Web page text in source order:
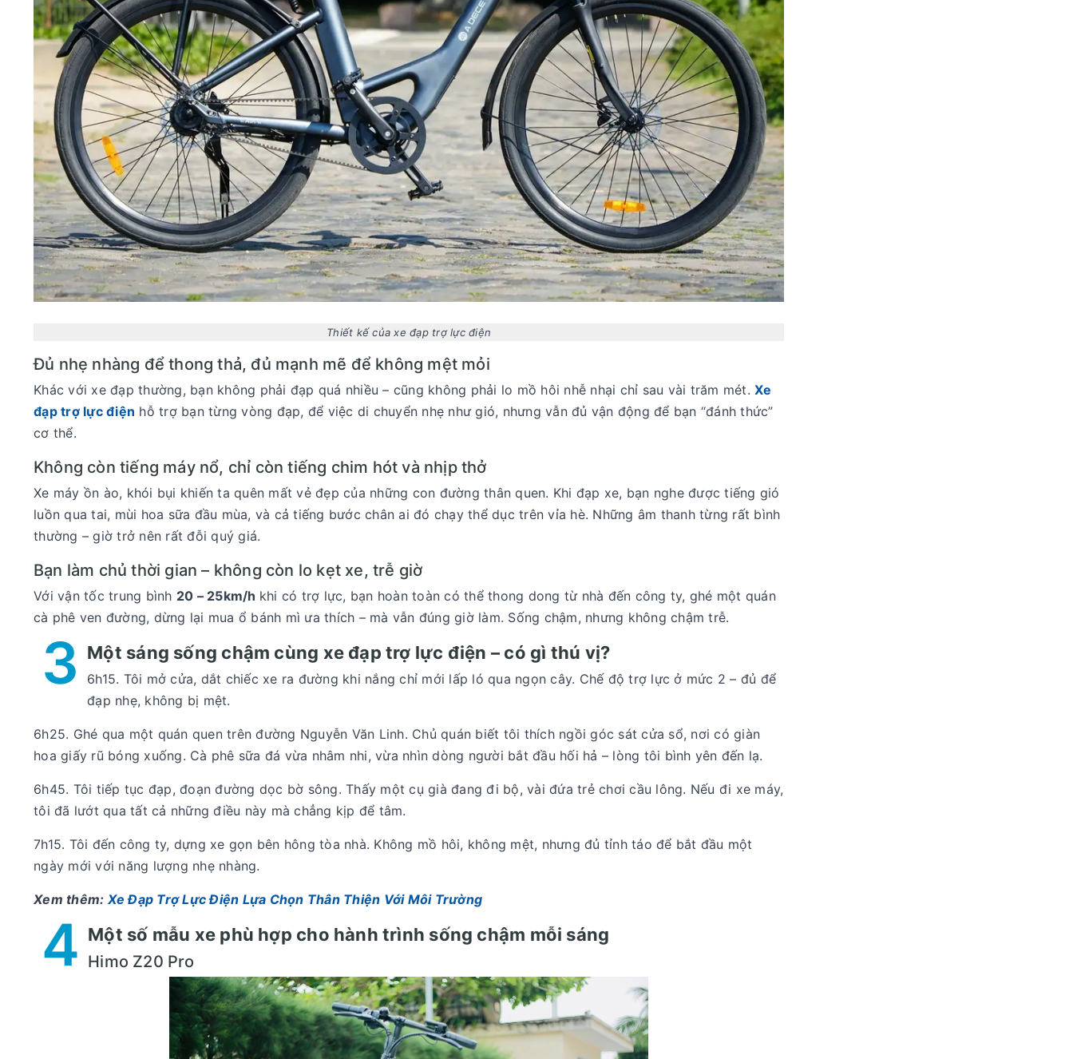
Thiết kế của xe đạp trợ lực điện
Đủ nhẹ nhàng để thong thả, đủ mạnh mẽ để không mệt mỏi
Khác với xe đạp thường, bạn không phải đạp quá nhiều – cũng không phải lo mồ hôi nhễ nhại chỉ sau vài trăm mét. Xe
đạp trợ lực điện hỗ trợ bạn từng vòng đạp, để việc di chuyển nhẹ như gió, nhưng vẫn đủ vận động để bạn “đánh thức”
cơ thể.
Không còn tiếng máy nổ, chỉ còn tiếng chim hót và nhịp thở
Xe máy ồn ào, khói bụi khiến ta quên mất vẻ đẹp của những con đường thân quen. Khi đạp xe, bạn nghe được tiếng gió
luồn qua tai, mùi hoa sữa đầu mùa, và cả tiếng bước chân ai đó chạy thể dục trên vỉa hè. Những âm thanh từng rất bình
thường – giờ trở nên rất đỗi quý giá.
Bạn làm chủ thời gian – không còn lo kẹt xe, trễ giờ
Với vận tốc trung bình 20 – 25km/h khi có trợ lực, bạn hoàn toàn có thể thong dong từ nhà đến công ty, ghé một quán
cà phê ven đường, dừng lại mua ổ bánh mì ưa thích – mà vẫn đúng giờ làm. Sống chậm, nhưng không chậm trễ.
3 Một sáng sống chậm cùng xe đạp trợ lực điện – có gì thú vị?
6h15. Tôi mở cửa, dắt chiếc xe ra đường khi nắng chỉ mới lấp ló qua ngọn cây. Chế độ trợ lực ở mức 2 – đủ để
đạp nhẹ, không bị mệt.
6h25. Ghé qua một quán quen trên đường Nguyễn Văn Linh. Chủ quán biết tôi thích ngồi góc sát cửa sổ, nơi có giàn
hoa giấy rũ bóng xuống. Cà phê sữa đá vừa nhâm nhi, vừa nhìn dòng người bắt đầu hối hả – lòng tôi bình yên đến lạ.
6h45. Tôi tiếp tục đạp, đoạn đường dọc bờ sông. Thấy một cụ già đang đi bộ, vài đứa trẻ chơi cầu lông. Nếu đi xe máy,
tôi đã lướt qua tất cả những điều này mà chẳng kịp để tâm.
7h15. Tôi đến công ty, dựng xe gọn bên hông tòa nhà. Không mồ hôi, không mệt, nhưng đủ tỉnh táo để bắt đầu một
ngày mới với năng lượng nhẹ nhàng.
Xem thêm: Xe Đạp Trợ Lực Điện Lựa Chọn Thân Thiện Với Môi Trường
4 Một số mẫu xe phù hợp cho hành trình sống chậm mỗi sáng
Himo Z20 Pro